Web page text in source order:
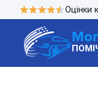
Оцінки